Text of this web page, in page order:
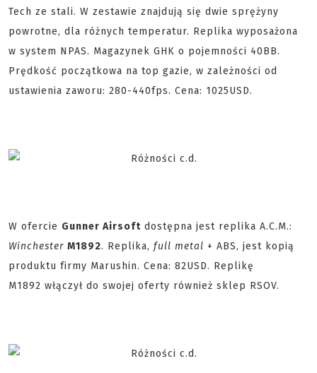
Tech ze stali. W zestawie znajdują się dwie sprężyny
powrotne, dla różnych temperatur. Replika wyposażona
w system NPAS. Magazynek GHK o pojemności 40BB.
Prędkość początkowa na top gazie, w zależności od
ustawienia zaworu: 280-440fps. Cena: 1025USD.
W ofercie Gunner Airsoft dostępna jest replika A.C.M.:
Winchester M1892. Replika, full metal + ABS, jest kopią
produktu firmy Marushin. Cena: 82USD. Replikę
M1892 włączył do swojej oferty również sklep RSOV.